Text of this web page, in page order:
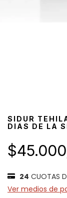
SIDUR
DIAS DE LA
24 CUOTAS
Ver medios de